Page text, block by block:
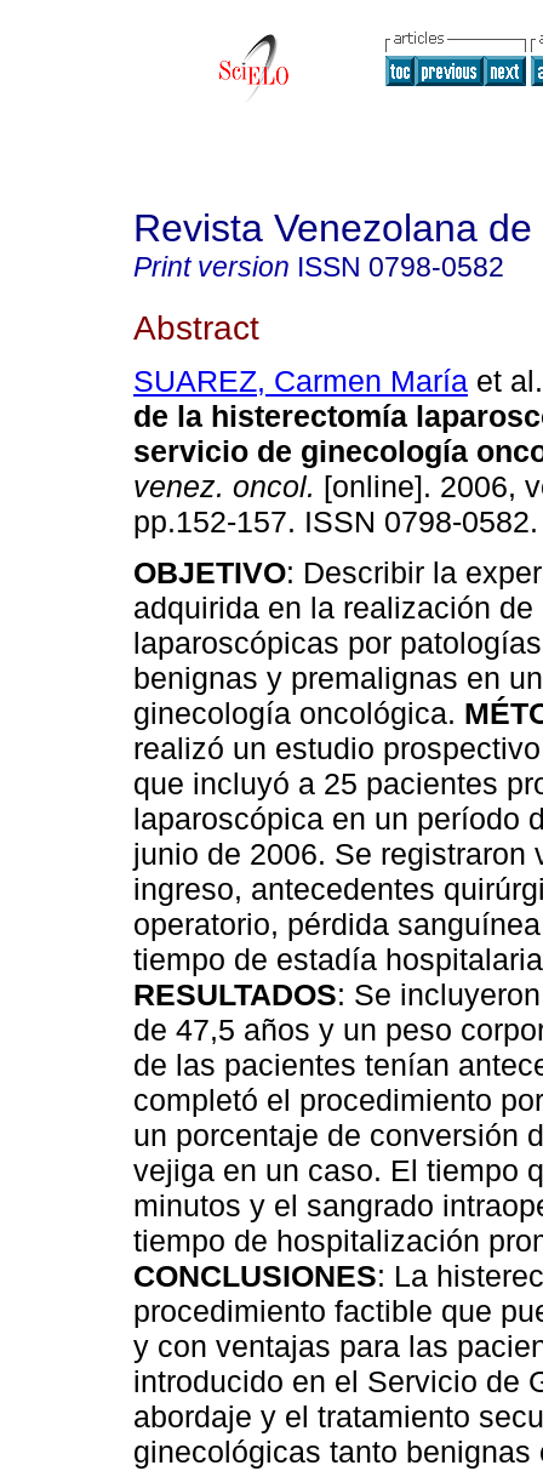
Revista Venezolana
Print version ISSN 0798-0582
Abstract
SUAREZ, Carmen María et al.
de la histerectomía
servicio de ginecología
venez. oncol. [online]. 2006,
pp.152-157. ISSN 0798-0582.
OBJETIVO: Describir la
adquirida en la realización
laparoscópicas por
benignas y premalignas en
ginecología oncológica.
realizó un estudio
que incluyó a 25 pacientes
laparoscópica en un período
junio de 2006. Se
ingreso, antecedentes
operatorio, pérdida
tiempo de estadía
RESULTADOS: Se
de 47,5 años y un peso
de las pacientes tenían
completó el procedimiento
un porcentaje de conversión
vejiga en un caso. El tiempo
minutos y el sangrado
tiempo de hospitalización
CONCLUSIONES: La
procedimiento factible que
y con ventajas para las
introducido en el Servicio de
abordaje y el tratamiento
ginecológicas tanto benignas